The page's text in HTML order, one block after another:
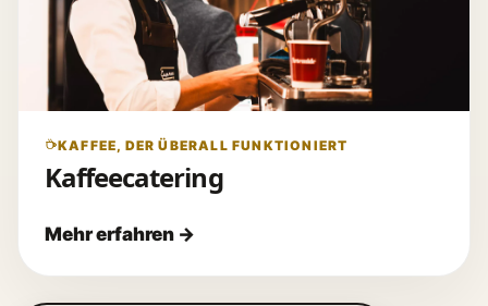
KAFFEE, DER ÜBERALL FUNKTIONIERT
Kaffeecatering